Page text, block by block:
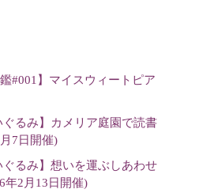
#001】マイスウィートピア
ぐるみ】カメリア庭園で読書
7日開催)
ぐるみ】想いを運ぶしあわせ
年2月13日開催)